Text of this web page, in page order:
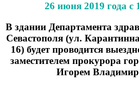
26 июня 2019 года с
В здании Департамента
Севастополя (ул.
16) будет проводится
заместителем прокурора
Игорем